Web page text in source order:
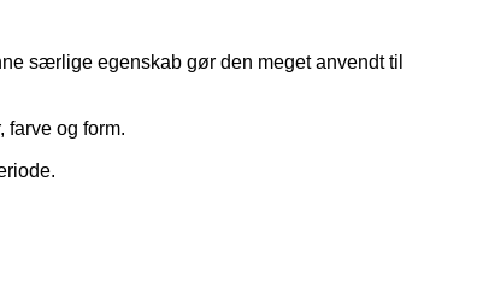
særlige egenskab gør den meget anvendt til
og form.